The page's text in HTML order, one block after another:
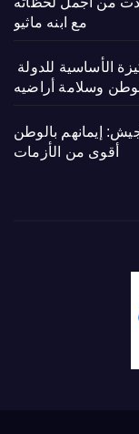
مع ابنه ماثيو
وسلامة أراضيه
إيمانهم بالوطن
أقوى من الأزمات